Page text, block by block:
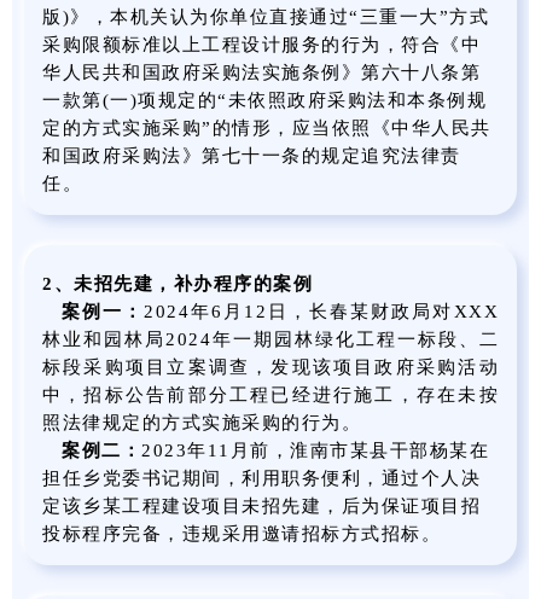
版)》，本机关认为你单位直接通过“三重一大”方式
采购限额标准以上工程设计服务的行为，符合《中
华人民共和国政府采购法实施条例》第六十八条第
一款第(一)项规定的“未依照政府采购法和本条例规
定的方式实施采购”的情形，应当依照《中华人民共
和国政府采购法》第七十一条的规定追究法律责
任。
2、未招先建，补办程序的案例
案例一： 2024年6月12日，长春某财政局对XXX
林业和园林局2024年一期园林绿化工程一标段、二
标段采购项目立案调查，发现该项目政府采购活动
中，招标公告前部分工程已经进行施工，存在未按
照法律规定的方式实施采购的行为。
案例二： 2023年11月前，淮南市某县干部杨某在
担任乡党委书记期间，利用职务便利，通过个人决
定该乡某工程建设项目未招先建，后为保证项目招
投标程序完备，违规采用邀请招标方式招标。